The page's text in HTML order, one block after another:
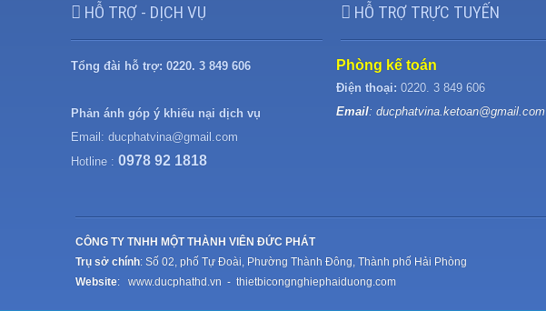
HỖ TRỢ - DỊCH VỤ
Tổng đài hỗ trợ: 0220. 3 849 606
Phản ánh góp ý khiếu nại dịch vụ
Email: ducphatvina@gmail.com
Hotline : 0978 92 1818
HỖ TRỢ TRỰC TUYẾN
Phòng kế toán
Điện thoại: 0220. 3 849 606
Email: ducphatvina.ketoan@gmail.com
CÔNG TY TNHH MỘT THÀNH VIÊN ĐỨC PHÁT
Trụ sở chính: Số 02, phố Tự Đoài, Phường Thành Đông, Thành phố Hải Phòng
Website: www.ducphathd.vn - thietbicongnghiephaiduong.com